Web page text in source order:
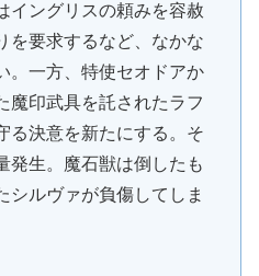
イングリスの頼みを容赦
を要求するなど、なかな
。一方、特使セオドアか
魔印武具を託されたラフ
る決意を新たにする。そ
発生。魔石獣は倒したも
シルヴァが負傷してしま